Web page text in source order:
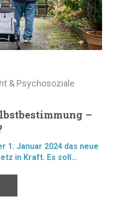
& Psychosoziale
–
1. Januar 2024 das neue
in Kraft. Es soll...